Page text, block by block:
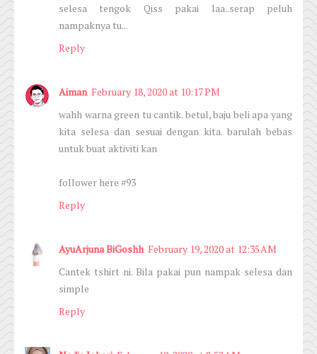
selesa tengok Qiss pakai laa..serap peluh
nampaknya tu...
Reply
Aiman February 18, 2020 at 10:17 PM
wahh warna green tu cantik. betul, baju beli apa yang
kita selesa dan sesuai dengan kita. barulah bebas
untuk buat aktiviti kan
follower here #93
Reply
AyuArjuna BiGoshh February 19, 2020 at 12:35 AM
Cantek tshirt ni. Bila pakai pun nampak selesa dan
simple
Reply